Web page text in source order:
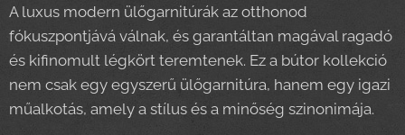
A luxus modern ülőgarnitúrák az otthonod
fókuszpontjává válnak, és garantáltan magával ragadó
és kifinomult légkört teremtenek. Ez a bútor kollekció
nem csak egy egyszerű ülőgarnitúra, hanem egy igazi
műalkotás, amely a stílus és a minőség szinonimája.